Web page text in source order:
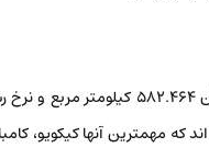
که مهمترین آنها کیکویو،